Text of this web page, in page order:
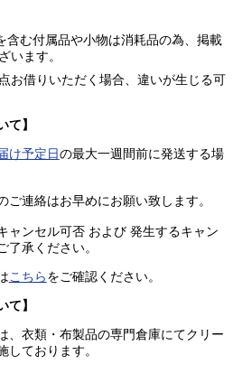
含む付属品や小物は消耗品の為、掲載
います。
お借りいただく場合、違いが生じる可
て】
け予定日 の最大一週間前に発送する場
ご連絡はお早めにお願い致します。
ャンセル可否 および 発生するキャン
了承ください。
こちら をご確認ください。
て】
、衣類・布製品の専門倉庫にてクリー
しております。